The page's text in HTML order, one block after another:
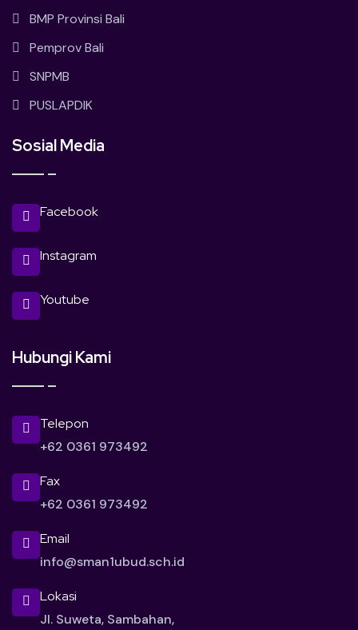
BMP Provinsi Bali
Pemprov Bali
SNPMB
PUSLAPDIK
Sosial Media
Facebook
Instagram
Youtube
Hubungi Kami
Telepon
+62 0361 973492
Fax
+62 0361 973492
Email
info@sman1ubud.sch.id
Lokasi
Jl. Suweta, Sambahan,